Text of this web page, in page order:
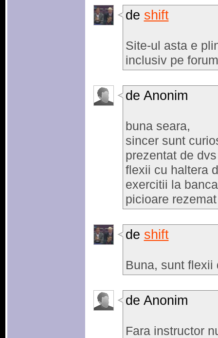
de shift
Site-ul asta e
inclusiv pe
de Anonim
buna seara,
sincer sunt
prezentat de
flexii cu haltera
exercitii la
picioare
de shift
Buna, sunt flexii
de Anonim
Fara instructor